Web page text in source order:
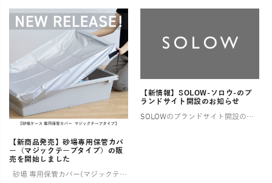
【新商品発売】砂場専用保管カバ
ー（マジックテープタイプ）の販
売を開始しました
砂場 専用保管カバー(マジックテープタイプ) ご好評いただいていた【ララサーブル】砂場専用保管カバーが、このたび新登場！ よりお求めやすい価格でご用意しました。 ✨ 新モデルは片面マジックテープ仕様 お好み […]
【新情報】SOLOW-ソロウ-のブ
ランドサイト開設のお知らせ
SOLOWのブランドサイト開設のお知らせ そろう、整う、満たされる 憧れるけれど、なかなか実現しない理想の暮らし。 そんな想いに寄り添い、 SOLOWが理想を叶えるお手伝いをします。 一つひとつ揃えるたびに住まいが整い、 […]